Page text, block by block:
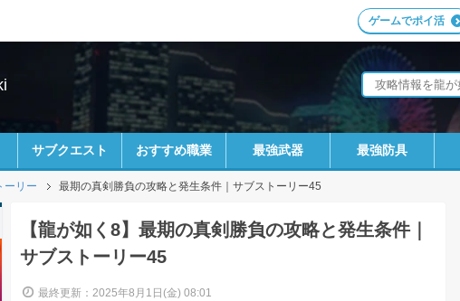
ゲームでポイ活
サブクエスト おすすめ職業 最強武器 最強防具
ーリー 最期の真剣勝負の攻略と発生条件｜サブストーリー45
【龍が如く8】最期の真剣勝負の攻略と発生条件｜
サブストーリー45
最終更新：2025年8月1日(金) 08:01